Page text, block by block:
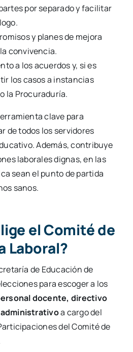
por separado y facilitar
y planes de mejora
convivencia.
a los acuerdos y, si es
los casos a instancias
la Procuraduría.
clave para
de todos los servidores
Además, contribuye
laborales dignas, en las
sean el punto de partida
sanos.
el Comité de
Laboral?
de Educación de
para escoger a los
docente, directivo
a cargo del
del Comité de